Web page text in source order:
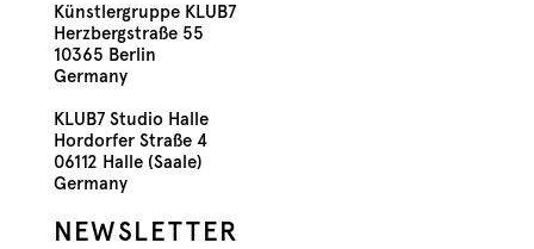
Künstlergruppe KLUB7
Herzbergstraße 55
10365 Berlin
Germany
KLUB7 Studio Halle
Hordorfer Straße 4
06112 Halle (Saale)
Germany
NEWSLETTER